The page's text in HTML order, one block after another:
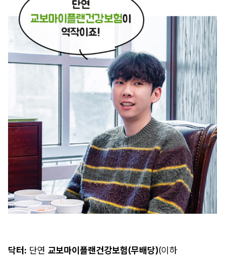
닥터: 단연 교보마이플랜건강보험(무배당)(이하